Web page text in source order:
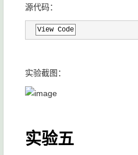
源代码：
View Code
实验截图：
实验五